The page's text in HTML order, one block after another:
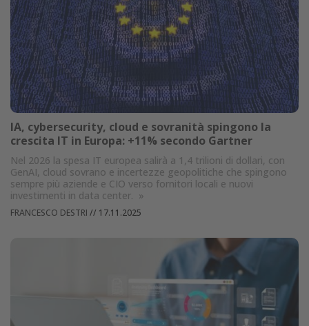
IA, cybersecurity, cloud e sovranità spingono la
crescita IT in Europa: +11% secondo Gartner
Nel 2026 la spesa IT europea salirà a 1,4 trilioni di dollari, con
GenAI, cloud sovrano e incertezze geopolitiche che spingono
sempre più aziende e CIO verso fornitori locali e nuovi
investimenti in data center. »
FRANCESCO DESTRI // 17.11.2025